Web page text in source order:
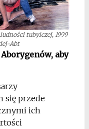
tubylczej, 1999
Abt
aby
się przede
ich